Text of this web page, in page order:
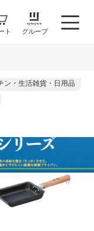
ト グループ
ン・生活雑貨・日用品